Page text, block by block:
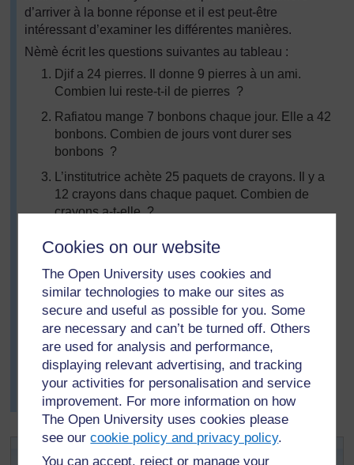
Cookies on our website
The Open University uses cookies and
similar technologies to make our sites as
secure and useful as possible for you. Some
are necessary and can’t be turned off. Others
are used for analysis and performance,
displaying relevant advertising, and tracking
your activities for personalisation and service
improvement. For more information on how
The Open University uses cookies please
see ourcookie policy and privacy policy.
You can accept, reject or manage your
d’arriver à la bonne réponse et il est peut-être
intéressant d’examiner les différentes manières.
Nèmè écrit les questions suivantes au tableau :
Djif a 24 pierres. Il donne 9 pierres à un ami.
Combien lui reste-t-il de pierres ?
Rafiatou mange 7 bonbons chaque jour. Elle a 42
bonbons. Combien de jours vont durer ses
bonbons ?
L’institutrice achète 25 paquets de crayons. Il y a
12 crayons dans chaque paquet. Combien de
crayons a-t-elle ?
Elle demande ensuite aux élèves de répondre aux
donne aux élèves dix minutes pour répondre aux
questions. Elle vérifie leurs réponses puis demande à
un ou deux d’entre eux d’expliquer comment ils sont
arrivés à chaque réponse.
Nèmè répertorie ces méthodes pour trouver les
réponses et note les méthodes les plus utilisées. Elle
rappelle à ses élèves les différents chemins pour
rentrer de l’école.
Activité 1 : Aider les élèves à